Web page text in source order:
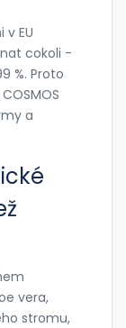
EU
cokoli -
%. Proto
a
vera,
stromu,